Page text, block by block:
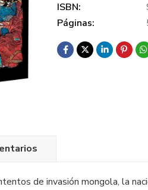
ISBN:
Páginas:
de invasión mongola, la